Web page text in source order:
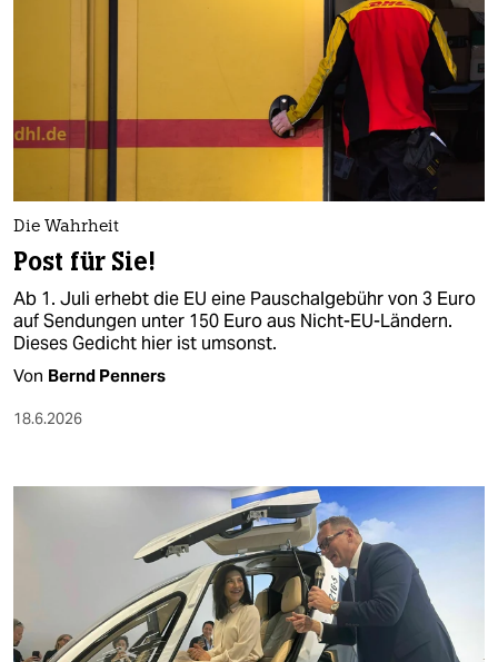
Die Wahrheit
Post für Sie!
Ab 1. Juli erhebt die EU eine Pauschalgebühr von 3 Euro
auf Sendungen unter 150 Euro aus Nicht-EU-Ländern.
Dieses Gedicht hier ist umsonst.
Von Bernd Penners
18.6.2026